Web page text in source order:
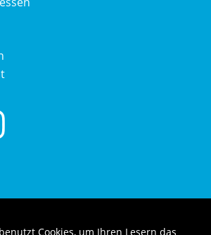
Cookies, um Ihren Lesern das